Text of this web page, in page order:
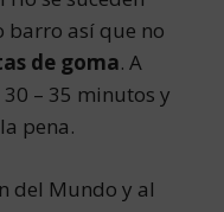
barro así que no
de goma. A
– 35 minutos y
pena.
del Mundo y al